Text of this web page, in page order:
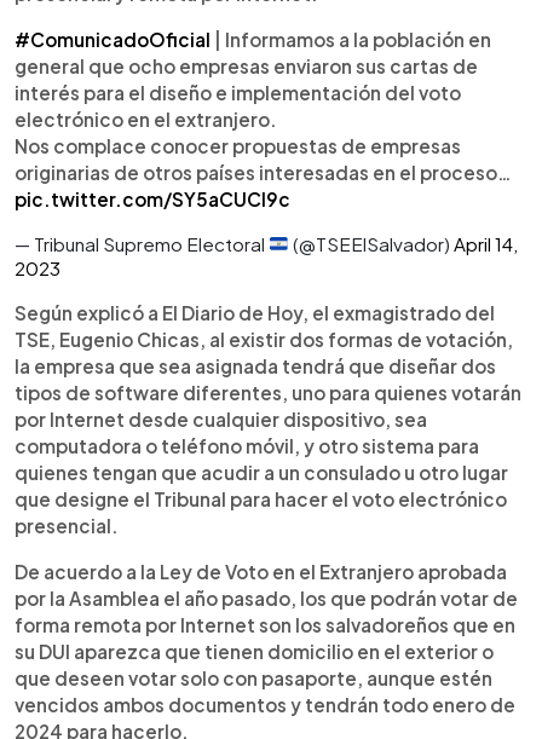
#ComunicadoOficial | Informamos a la población en
general que ocho empresas enviaron sus cartas de
interés para el diseño e implementación del voto
electrónico en el extranjero.
Nos complace conocer propuestas de empresas
originarias de otros países interesadas en el proceso…
pic.twitter.com/SY5aCUCl9c
— Tribunal Supremo Electoral
(@TSEElSalvador) April 14,
2023
Según explicó a El Diario de Hoy, el exmagistrado del
TSE, Eugenio Chicas, al existir dos formas de votación,
la empresa que sea asignada tendrá que diseñar dos
tipos de software diferentes, uno para quienes votarán
por Internet desde cualquier dispositivo, sea
computadora o teléfono móvil, y otro sistema para
quienes tengan que acudir a un consulado u otro lugar
que designe el Tribunal para hacer el voto electrónico
presencial.
De acuerdo a la Ley de Voto en el Extranjero aprobada
por la Asamblea el año pasado, los que podrán votar de
forma remota por Internet son los salvadoreños que en
su DUI aparezca que tienen domicilio en el exterior o
que deseen votar solo con pasaporte, aunque estén
vencidos ambos documentos y tendrán todo enero de
2024 para hacerlo.